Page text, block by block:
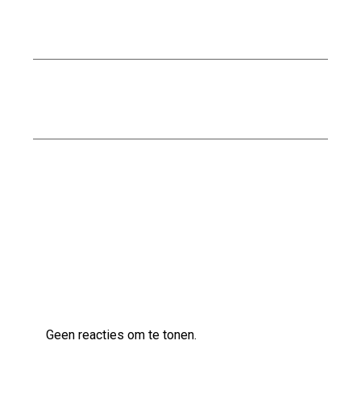
Geen reacties om te tonen.